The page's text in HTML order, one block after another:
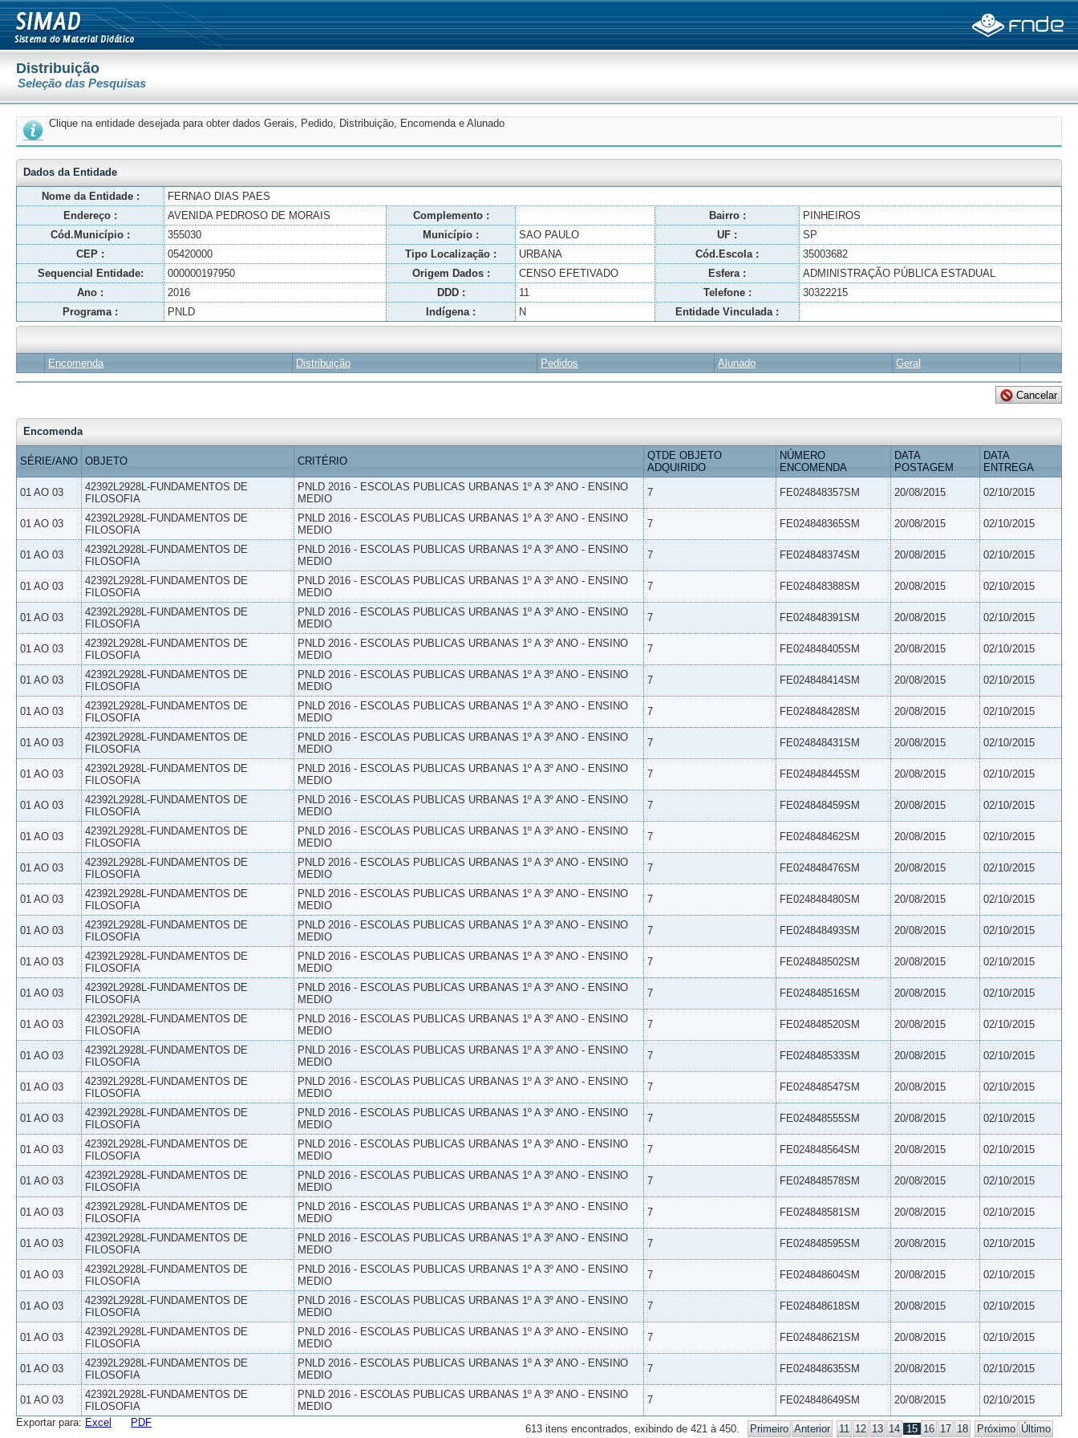
Distribuição
Seleção das Pesquisas
Clique na entidade desejada para obter dados Gerais, Pedido, Distribuição, Encomenda e Alunado
Dados da Entidade
Nome da Entidade :
FERNAO DIAS PAES
Endereço :
AVENIDA PEDROSO DE MORAIS Complemento : Bairro :
PINHEIROS
Cód.Município :
355030 Município : SAO PAULO UF :
SP
CEP :
05420000 Tipo Localização : URBANA Cód.Escola :
35003682
Sequencial Entidade:
000000197950 Origem Dados : CENSO EFETIVADO Esfera :
ADMINISTRAÇÃO PÚBLICA ESTADUAL
Ano :
2016 DDD : 11 Telefone :
30322215
Programa :
PNLD Indígena : N Entidade Vinculada :
Encomenda Distribuição Pedidos Alunado Geral
Encomenda
SÉRIE/ANO OBJETO CRITÉRIO
QTDE OBJETO
ADQUIRIDO
NÚMERO
ENCOMENDA
DATA
POSTAGEM
DATA
ENTREGA
01 AO 03
42392L2928L-FUNDAMENTOS DE
FILOSOFIA
PNLD 2016 - ESCOLAS PUBLICAS URBANAS 1º A 3º ANO - ENSINO
MEDIO
7 FE024848357SM 20/08/2015 02/10/2015
01 AO 03
42392L2928L-FUNDAMENTOS DE
FILOSOFIA
PNLD 2016 - ESCOLAS PUBLICAS URBANAS 1º A 3º ANO - ENSINO
MEDIO
7 FE024848365SM 20/08/2015 02/10/2015
01 AO 03
42392L2928L-FUNDAMENTOS DE
FILOSOFIA
PNLD 2016 - ESCOLAS PUBLICAS URBANAS 1º A 3º ANO - ENSINO
MEDIO
7 FE024848374SM 20/08/2015 02/10/2015
01 AO 03
42392L2928L-FUNDAMENTOS DE
FILOSOFIA
PNLD 2016 - ESCOLAS PUBLICAS URBANAS 1º A 3º ANO - ENSINO
MEDIO
7 FE024848388SM 20/08/2015 02/10/2015
01 AO 03
42392L2928L-FUNDAMENTOS DE
FILOSOFIA
PNLD 2016 - ESCOLAS PUBLICAS URBANAS 1º A 3º ANO - ENSINO
MEDIO
7 FE024848391SM 20/08/2015 02/10/2015
01 AO 03
42392L2928L-FUNDAMENTOS DE
FILOSOFIA
PNLD 2016 - ESCOLAS PUBLICAS URBANAS 1º A 3º ANO - ENSINO
MEDIO
7 FE024848405SM 20/08/2015 02/10/2015
01 AO 03
42392L2928L-FUNDAMENTOS DE
FILOSOFIA
PNLD 2016 - ESCOLAS PUBLICAS URBANAS 1º A 3º ANO - ENSINO
MEDIO
7 FE024848414SM 20/08/2015 02/10/2015
01 AO 03
42392L2928L-FUNDAMENTOS DE
FILOSOFIA
PNLD 2016 - ESCOLAS PUBLICAS URBANAS 1º A 3º ANO - ENSINO
MEDIO
7 FE024848428SM 20/08/2015 02/10/2015
01 AO 03
42392L2928L-FUNDAMENTOS DE
FILOSOFIA
PNLD 2016 - ESCOLAS PUBLICAS URBANAS 1º A 3º ANO - ENSINO
MEDIO
7 FE024848431SM 20/08/2015 02/10/2015
01 AO 03
42392L2928L-FUNDAMENTOS DE
FILOSOFIA
PNLD 2016 - ESCOLAS PUBLICAS URBANAS 1º A 3º ANO - ENSINO
MEDIO
7 FE024848445SM 20/08/2015 02/10/2015
01 AO 03
42392L2928L-FUNDAMENTOS DE
FILOSOFIA
PNLD 2016 - ESCOLAS PUBLICAS URBANAS 1º A 3º ANO - ENSINO
MEDIO
7 FE024848459SM 20/08/2015 02/10/2015
01 AO 03
42392L2928L-FUNDAMENTOS DE
FILOSOFIA
PNLD 2016 - ESCOLAS PUBLICAS URBANAS 1º A 3º ANO - ENSINO
MEDIO
7 FE024848462SM 20/08/2015 02/10/2015
01 AO 03
42392L2928L-FUNDAMENTOS DE
FILOSOFIA
PNLD 2016 - ESCOLAS PUBLICAS URBANAS 1º A 3º ANO - ENSINO
MEDIO
7 FE024848476SM 20/08/2015 02/10/2015
01 AO 03
42392L2928L-FUNDAMENTOS DE
FILOSOFIA
PNLD 2016 - ESCOLAS PUBLICAS URBANAS 1º A 3º ANO - ENSINO
MEDIO
7 FE024848480SM 20/08/2015 02/10/2015
01 AO 03
42392L2928L-FUNDAMENTOS DE
FILOSOFIA
PNLD 2016 - ESCOLAS PUBLICAS URBANAS 1º A 3º ANO - ENSINO
MEDIO
7 FE024848493SM 20/08/2015 02/10/2015
01 AO 03
42392L2928L-FUNDAMENTOS DE
FILOSOFIA
PNLD 2016 - ESCOLAS PUBLICAS URBANAS 1º A 3º ANO - ENSINO
MEDIO
7 FE024848502SM 20/08/2015 02/10/2015
01 AO 03
42392L2928L-FUNDAMENTOS DE
FILOSOFIA
PNLD 2016 - ESCOLAS PUBLICAS URBANAS 1º A 3º ANO - ENSINO
MEDIO
7 FE024848516SM 20/08/2015 02/10/2015
01 AO 03
42392L2928L-FUNDAMENTOS DE
FILOSOFIA
PNLD 2016 - ESCOLAS PUBLICAS URBANAS 1º A 3º ANO - ENSINO
MEDIO
7 FE024848520SM 20/08/2015 02/10/2015
01 AO 03
42392L2928L-FUNDAMENTOS DE
FILOSOFIA
PNLD 2016 - ESCOLAS PUBLICAS URBANAS 1º A 3º ANO - ENSINO
MEDIO
7 FE024848533SM 20/08/2015 02/10/2015
01 AO 03
42392L2928L-FUNDAMENTOS DE
FILOSOFIA
PNLD 2016 - ESCOLAS PUBLICAS URBANAS 1º A 3º ANO - ENSINO
MEDIO
7 FE024848547SM 20/08/2015 02/10/2015
01 AO 03
42392L2928L-FUNDAMENTOS DE
FILOSOFIA
PNLD 2016 - ESCOLAS PUBLICAS URBANAS 1º A 3º ANO - ENSINO
MEDIO
7 FE024848555SM 20/08/2015 02/10/2015
01 AO 03
42392L2928L-FUNDAMENTOS DE
FILOSOFIA
PNLD 2016 - ESCOLAS PUBLICAS URBANAS 1º A 3º ANO - ENSINO
MEDIO
7 FE024848564SM 20/08/2015 02/10/2015
01 AO 03
42392L2928L-FUNDAMENTOS DE
FILOSOFIA
PNLD 2016 - ESCOLAS PUBLICAS URBANAS 1º A 3º ANO - ENSINO
MEDIO
7 FE024848578SM 20/08/2015 02/10/2015
01 AO 03
42392L2928L-FUNDAMENTOS DE
FILOSOFIA
PNLD 2016 - ESCOLAS PUBLICAS URBANAS 1º A 3º ANO - ENSINO
MEDIO
7 FE024848581SM 20/08/2015 02/10/2015
01 AO 03
42392L2928L-FUNDAMENTOS DE
FILOSOFIA
PNLD 2016 - ESCOLAS PUBLICAS URBANAS 1º A 3º ANO - ENSINO
MEDIO
7 FE024848595SM 20/08/2015 02/10/2015
01 AO 03
42392L2928L-FUNDAMENTOS DE
FILOSOFIA
PNLD 2016 - ESCOLAS PUBLICAS URBANAS 1º A 3º ANO - ENSINO
MEDIO
7 FE024848604SM 20/08/2015 02/10/2015
01 AO 03
42392L2928L-FUNDAMENTOS DE
FILOSOFIA
PNLD 2016 - ESCOLAS PUBLICAS URBANAS 1º A 3º ANO - ENSINO
MEDIO
7 FE024848618SM 20/08/2015 02/10/2015
01 AO 03
42392L2928L-FUNDAMENTOS DE
FILOSOFIA
PNLD 2016 - ESCOLAS PUBLICAS URBANAS 1º A 3º ANO - ENSINO
MEDIO
7 FE024848621SM 20/08/2015 02/10/2015
01 AO 03
42392L2928L-FUNDAMENTOS DE
FILOSOFIA
PNLD 2016 - ESCOLAS PUBLICAS URBANAS 1º A 3º ANO - ENSINO
MEDIO
7 FE024848635SM 20/08/2015 02/10/2015
01 AO 03
42392L2928L-FUNDAMENTOS DE
FILOSOFIA
PNLD 2016 - ESCOLAS PUBLICAS URBANAS 1º A 3º ANO - ENSINO
MEDIO
7 FE024848649SM 20/08/2015 02/10/2015
613 itens encontrados, exibindo de 421 à 450. Primeiro Anterior 11 12 13 14 15 16 17 18 Próximo Último
Exportar para: Excel PDF